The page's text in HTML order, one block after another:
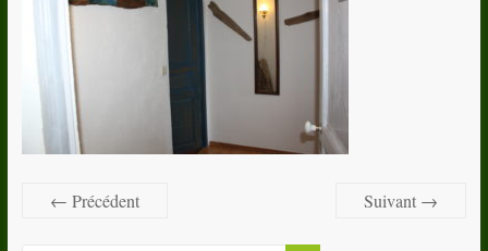
← Précédent Suivant →